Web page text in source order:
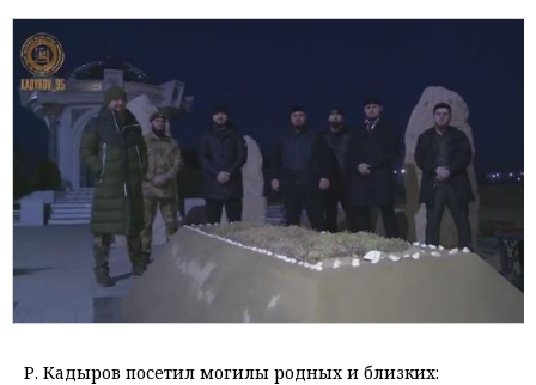
Р. Кадыров посетил могилы родных и близких: